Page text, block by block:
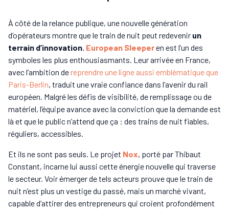
À côté de la relance publique, une nouvelle génération
d’opérateurs montre que le train de nuit peut redevenir un
terrain d’innovation European Sleeperen est l’un des
symboles les plus enthousiasmants. Leur arrivée en France,
avec l’ambition dereprendre une ligne aussi emblématique que
Paris-Berlin, traduit une vraie confiance dans l’avenir du rail
européen. Malgré les défis de visibilité, de remplissage ou de
matériel, l’équipe avance avec la conviction que la demande est
là et que le public n’attend que ça : des trains de nuit fiables,
réguliers, accessibles.
Et ils ne sont pas seuls. Le projet Nox, porté par Thibaut
Constant, incarne lui aussi cette énergie nouvelle qui traverse
le secteur. Voir émerger de tels acteurs prouve que le train de
nuit n’est plus un vestige du passé, mais un marché vivant,
capable d’attirer des entrepreneurs qui croient profondément